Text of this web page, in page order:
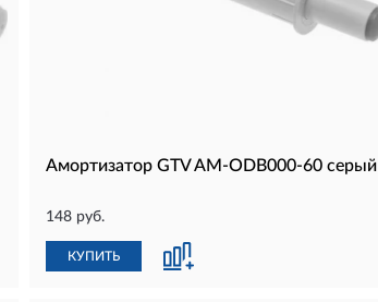
Амортизатор GTV AM-ODB000-60 серый
148 руб.
КУПИТЬ